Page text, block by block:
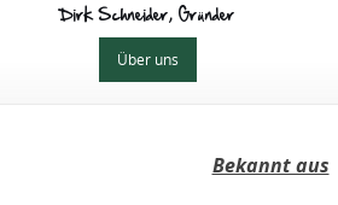
Dirk Schneider, Gründer
Über uns
Bekannt aus